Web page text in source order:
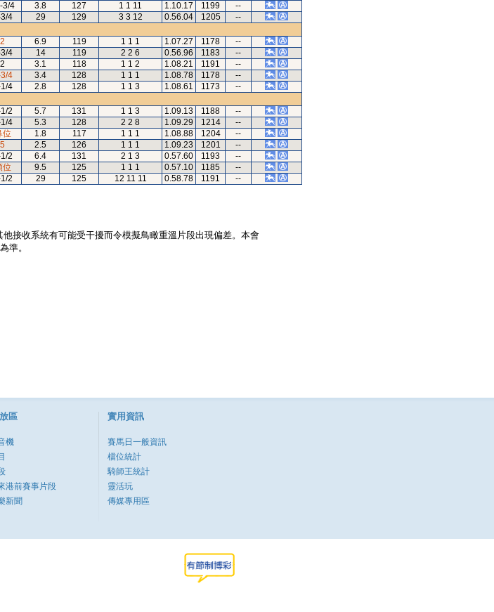
3/4 3.8 127 1 1 11 1.10.17 1199
--
4 29 129 3 3 12 0.56.04 1205
--
2 6.9 119 1 1 1 1.07.27 1178
--
4 14 119 2 2 6 0.56.96 1183
--
2 3.1 118 1 1 2 1.08.21 1191
--
4 3.4 128 1 1 1 1.08.78 1178
--
4 2.8 128 1 1 3 1.08.61 1173
--
2 5.7 131 1 1 3 1.09.13 1188
--
4 5.3 128 2 2 8 1.09.29 1214
--
位 1.8 117 1 1 1 1.08.88 1204
--
5 2.5 126 1 1 1 1.09.23 1201
--
2 6.4 131 2 1 3 0.57.60 1193
--
位 9.5 125 1 1 1 0.57.10 1185
--
2 29 125 12 11 11 0.58.78 1191 --
接收系統有可能受干擾而令模擬鳥瞰重溫片段出現偏差。本會
準。
區
機
港前賽事片段
新聞
實用資訊
賽馬日一般資訊
檔位統計
騎師王統計
靈活玩
傳媒專用區